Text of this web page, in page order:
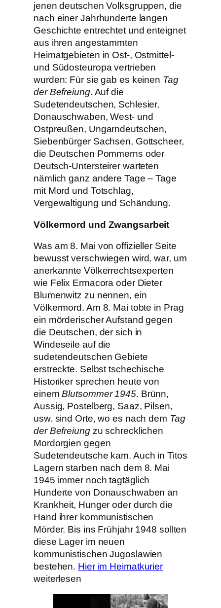
jenen deutschen Volksgruppen, die
nach einer Jahrhunderte langen
Geschichte entrechtet und enteignet
aus ihren angestammten
Heimatgebieten in Ost-, Ostmittel-
und Südosteuropa vertrieben
wurden: Für sie gab es keinen Tag
der Befreiung. Auf die
Sudetendeutschen, Schlesier,
Donauschwaben, West- und
Ostpreußen, Ungarndeutschen,
Siebenbürger Sachsen, Gottscheer,
die Deutschen Pommerns oder
Deutsch-Untersteirer warteten
nämlich ganz andere Tage – Tage
mit Mord und Totschlag,
Vergewaltigung und Schändung.
Völkermord und Zwangsarbeit
Was am 8. Mai von offizieller Seite
bewusst verschwiegen wird, war, um
anerkannte Völkerrechtsexperten
wie Felix Ermacora oder Dieter
Blumenwitz zu nennen, ein
Völkermord. Am 8. Mai tobte in Prag
ein mörderischer Aufstand gegen
die Deutschen, der sich in
Windeseile auf die
sudetendeutschen Gebiete
erstreckte. Selbst tschechische
Historiker sprechen heute von
einemBlutsommer 1945. Brünn,
Aussig, Postelberg, Saaz, Pilsen,
usw. sind Orte, wo es nach dem Tag
der Befreiungzu schrecklichen
Mordorgien gegen
Sudetendeutsche kam. Auch in Titos
Lagern starben nach dem 8. Mai
1945 immer noch tagtäglich
Hunderte von Donauschwaben an
Krankheit, Hunger oder durch die
Hand ihrer kommunistischen
Mörder. Bis ins Frühjahr 1948 sollten
diese Lager im neuen
kommunistischen Jugoslawien
bestehen. Hier im Heimatkurier
weiterlesen